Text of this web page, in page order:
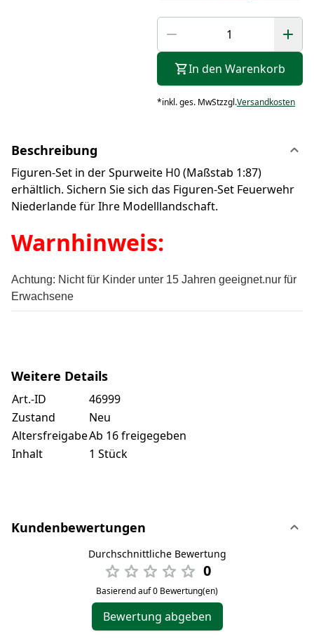
In den Warenkorb
*inkl. ges. MwStzzgl.Versandkosten
Beschreibung
Figuren-Set in der Spurweite H0 (Maßstab 1:87)
erhältlich. Sichern Sie sich das Figuren-Set Feuerwehr
Niederlande für Ihre Modelllandschaft.
Warnhinweis:
Achtung: Nicht für Kinder unter 15 Jahren geeignet.nur für
Erwachsene
Weitere Details
Art.-ID
46999
Zustand
Neu
AltersfreigabeAb 16 freigegeben
Inhalt
1 Stück
Kundenbewertungen
Durchschnittliche Bewertung
0
Basierend auf 0 Bewertung(en)
Bewertung abgeben